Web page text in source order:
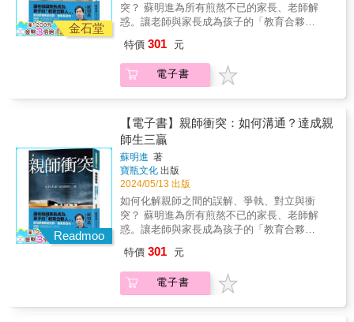
位技術更重要的？面對數位浪潮，師長該在哪
些面向多加著墨？我也分享了近年來，自己在
教師共讀的書，可以從單一篇文章進行探討、
延伸、經驗分享，也可以從一個完整的章節，
進行主題式閱讀。其實，這也是一本適合孩子
中，培養自己的競爭力。在本書的每篇文章最
後，都編有一題思考題，在每個章節末段也有
一份任務單，為的就是讓大人、小孩，一起來
回顧所閱讀的內容，動動筆也動動腦，看看自
己研讀了多少。總之，孩子的競爭力是不能等
的，尤其在時代快速變遷的情況下。身為教
師，也身為作者，筆者除了肯定書中的價值觀
之外，更期待這樣的教育理念，可以像種子一
般，分享給更多師長，讓您們的孩子，更具未
來競爭力!
第五章：溫柔力——正向內在的軟實力在這個
章節中，我想強調的是「軟實力」。我們總認
為要靠外在的力量、衝勁才能勝過別人，然而
在與他人競爭時脫穎而出。這是一股沉潛的力
量，雖然看不見，卻能默默支持孩子成長。例
如：鼓勵、包容、接納、善良、靜心、體貼，
這些都是師長不可或缺的溫柔力，也是好品格
的基石。第六章：數位力——從工具到素養的
轉化「數位力」已從未來式轉為現在進行式。
我們並不擔心孩子使用數位的能力，而是擔心
孩子是否具備應有的「數位素養」。每個孩子
都有載具，但他們都能「善用」嗎？在這個章
節中，我想和師長們分享：有哪些能力是比數
位技術更重要的？面對數位浪潮，師長該在哪
些面向多加著墨？我也分享了近年來，自己在
教師共讀的書，可以從單一篇文章進行探討、
延伸、經驗分享，也可以從一個完整的章節，
進行主題式閱讀。其實，這也是一本適合孩子
能轉變成感動。而這份感動，將是一生取之不
竭的養分。他以這樣的感動出發，發展出「少
年禮」，帶大家找回自己內在的小孩。 依照自
生命的完成就是「道」。《把孩子種回來》這
本書說的，正是這樣的道心。 名人推薦 李魁賢
（詩人、文化評論家、國家文藝獎得主） 鄭端
林文虎（台灣家長教育聯盟副理事長） 專文推
薦 火星爺爺（作家、企業講師）、王榮裕（劇
場導演、國家文藝獎得主）、林生祥（知名音
樂創作人、三金得主）、張榮輝（全國中小學
校長協會榮譽理事長）、張信務（全國中小學
校長協會理事長）、黃淑文（心靈作家）、黑
糖導演／黃嘉俊、溫美玉（「溫美玉科技作
文」創始人）、趙婷（金鐘主持人） 感動推薦
理念和實踐，從學校走到社區，從學習深入生
一部分，視學習是生活的一階段，視學生是成
人的成長過程，所以無形中已經把教育當做終
生以赴的任務和過程。」&mdash;李魁賢（詩
金石堂
突？ 蘇明進為所有煎熬不已的家長、老師解
惑。讓老師與家長成為孩子的「教育合夥
與衝突？ 蘇明進為所有煎熬不已的家長、老師
解惑。 讓老師與家長成為孩子的「教育合夥
人」。 當老師被黑函投訴、被家長提告： 給老
時，老師的5大困境、家長的5大困境。 本該是
一起合作，讓孩子成長得更好的家長和老師，
為什麼彼此不再信任、衝突不斷？ ■來到學校
的憂愁媽媽：「老師，我家小孩在學校被霸
凌！」 ■心急的家長：「我的LINE被老師封鎖
了？我可以直接問老師：『為什麼要封鎖我
嗎？』」 ■憤怒的家長：「為什麼我好好的一
個孩子去上學，卻受傷回來？」 ■焦慮的媽
媽：「為什麼這次上課進度這麼慢？為什麼沒
多留時間幫孩子做考前複習？」 親師衝突，孩
最珍視的，而當孩子在學校的學習狀況、人際
關係出現問題，甚至被霸凌，父母往往心急如
焚地找上老師，但常說不到幾句話，就演變成
特價 301 元
電子書
Readmoo
【電子書】親師衝突：如何溝通？達成親
師生三贏
蘇明進 著
寶瓶文化 出版
2024/05/13 出版
如何化解親師之間的誤解、爭執、對立與衝
突？ 蘇明進為所有煎熬不已的家長、老師解
惑。讓老師與家長成為孩子的「教育合夥
與衝突？ 蘇明進為所有煎熬不已的家長、老師
解惑。 讓老師與家長成為孩子的「教育合夥
人」。 當老師被黑函投訴、被家長提告： 給老
特價 301 元
電子書